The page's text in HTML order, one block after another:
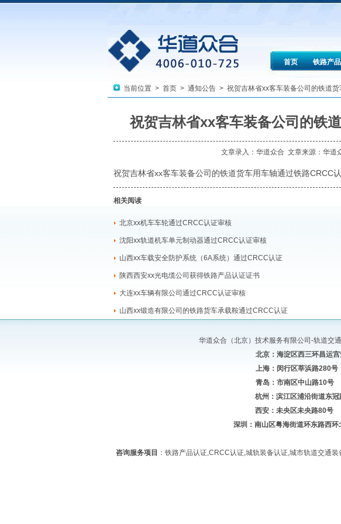
首页 铁路产
当前位置 > 首页> 通知公告> 祝贺吉林省xx客车装备公司的铁道货
祝贺吉林省xx客车装备公司的铁
文章录入： 华道众合 文章来源： 华道
祝贺吉林省xx客车装备公司的铁道货车用车轴通过铁路CRCC
相关阅读
北京xx机车车轮通过CRCC认证审核
沈阳xx轨道机车单元制动器通过CRCC认证审核
山西xx车载安全防护系统（6A系统）通过CRCC认证
陕西西安xx光电缆公司获得铁路产品认证证书
大连xx车辆有限公司通过CRCC认证审核
山西xx锻造有限公司的铁路货车承载鞍通过CRCC认证
华道众合（北京）技术服务有限公司-轨道交
北京：海淀区西三环昌
上海：闵行区莘浜路
青岛：市南区中山路
杭州：滨江区浦沿街道东
西安：未央区未央路
深圳：南山区粤海街道环东路西
咨询服务项目 ：铁路产品认证,CRCC认证,城轨装备认证,城市轨道交通